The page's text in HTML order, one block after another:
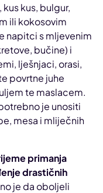
kus, bulgur,
ili kokosovim
napitci s mljevenim
bučine) i
lješnjaci, orasi,
povrtne juhe
te maslacem.
je unositi
mesa i mliječnih
primanja
drastičnih
je da oboljeli